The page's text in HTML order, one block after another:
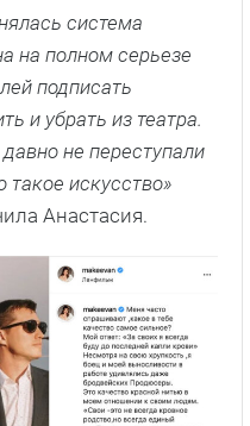
система
на полном серьезе
подписать
и убрать из театра.
не переступали
такое искусство»
Анастасия.